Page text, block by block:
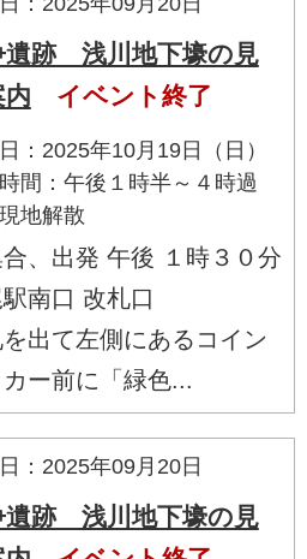
遺跡 浅川地下壕の見
内
イベント終了
：2025年10月19日（日）
間：午後１時半～４時過
地解散
合、出発 午後 １時３０分
南口 改札口
出て左側にあるコイン
カー前に「緑色...
：2025年09月20日
遺跡 浅川地下壕の見